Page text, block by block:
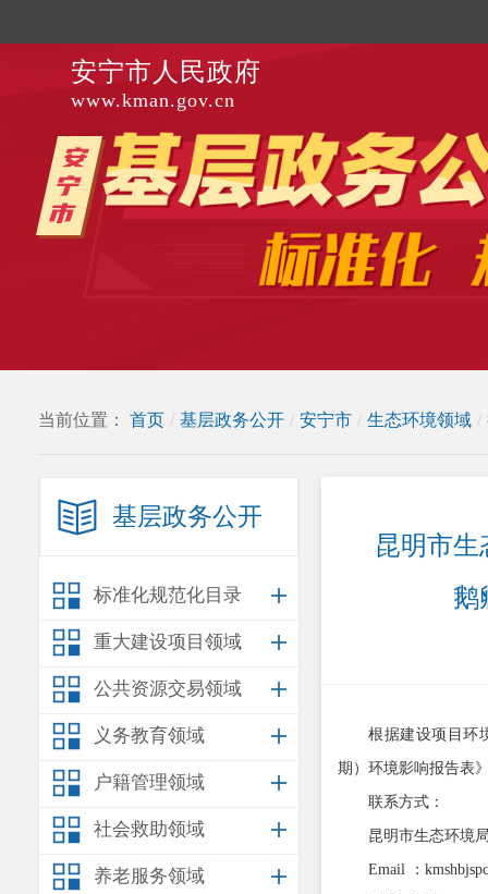
安宁市人民政府
www.kman.gov.cn
当前位置： 首页 / 基层政务公开 / 安宁市 / 生态环境领域 /
基层政务公开
标准化规范化目录
重大建设项目领域
公共资源交易领域
义务教育领域
户籍管理领域
社会救助领域
养老服务领域
昆明市
鹅
根据建设项目环
期）环境影响报告表
联系方式：
昆明市生态环境
Email ：